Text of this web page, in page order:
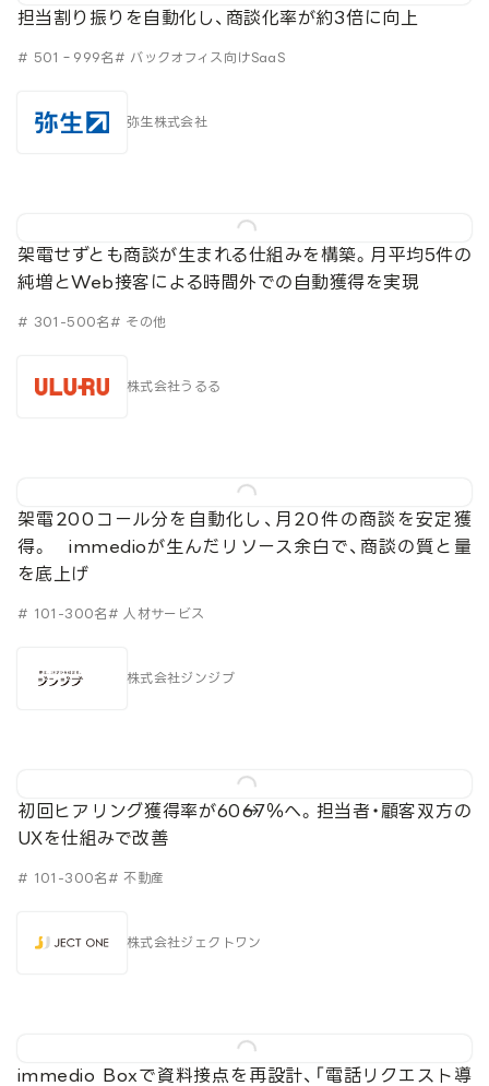
担当割り振りを自動化し、商談化率が約3倍に向上
# 501‐999名# バックオフィス向けSaaS
弥生株式会社
架電せずとも商談が生まれる仕組みを構築。月平均5件の
純増とWeb接客による時間外での自動獲得を実現
# 301-500名# その他
株式会社うるる
架電200コール分を自動化し、月20件の商談を安定獲
得。 immedioが生んだリソース余白で、商談の質と量
を底上げ
# 101-300名# 人材サービス
株式会社ジンジブ
初回ヒアリング獲得率が60→67％へ。担当者・顧客双方の
UXを仕組みで改善
# 101-300名# 不動産
株式会社ジェクトワン
immedio Boxで資料接点を再設計、「電話リクエスト導